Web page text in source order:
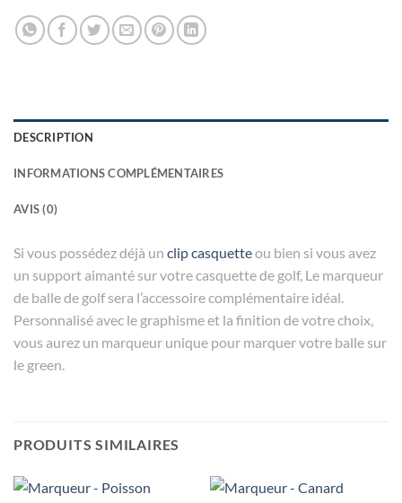
DESCRIPTION
INFORMATIONS COMPLÉMENTAIRES
AVIS (0)
Si vous possédez déjà un clip casquetteou bien si vous avez
un support aimanté sur votre casquette de golf, Le marqueur
de balle de golf sera l’accessoire complémentaire idéal.
Personnalisé avec le graphisme et la finition de votre choix,
vous aurez un marqueur unique pour marquer votre balle sur
le green.
PRODUITS SIMILAIRES